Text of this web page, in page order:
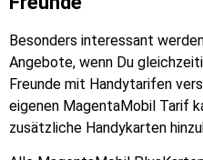
Besonders interessant
Angebote, wenn Du
Freunde mit Handytarifen
eigenen MagentaMobil Tarif
zusätzliche Handykarten